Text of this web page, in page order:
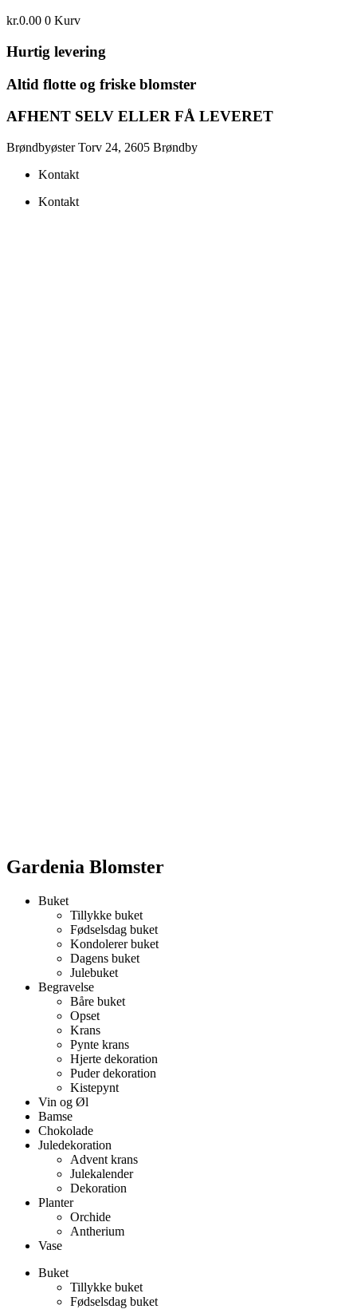
kr.0.00 0 Kurv
Hurtig levering
Altid flotte og friske blomster
AFHENT SELV ELLER FÅ LEVERET
Brøndbyøster Torv 24, 2605 Brøndby
Kontakt
Kontakt
Gardenia Blomster
Buket
Tillykke buket
Fødselsdag buket
Kondolerer buket
Dagens buket
Julebuket
Begravelse
Båre buket
Opset
Krans
Pynte krans
Hjerte dekoration
Puder dekoration
Kistepynt
Vin og Øl
Bamse
Chokolade
Juledekoration
Advent krans
Julekalender
Dekoration
Planter
Orchide
Antherium
Vase
Buket
Tillykke buket
Fødselsdag buket